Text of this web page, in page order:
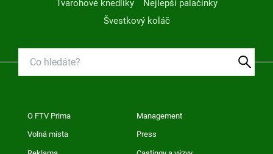
Tvarohové knedlíky
Nejlepší palačinky
Švestkový koláč
O FTV Prima Management
Volná místa Press